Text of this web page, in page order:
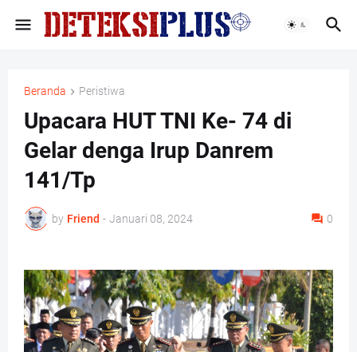
Beranda Peristiwa
Upacara HUT TNI Ke- 74 di
Gelar denga Irup Danrem
141/Tp
by Friend - Januari 08, 2024 0